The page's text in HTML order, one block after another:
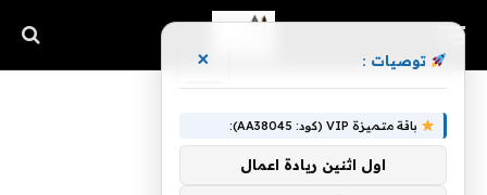
توصيات : ×
باقة متميزة VIP (كود: AA38045):
اول اثنين ريادة اعمال